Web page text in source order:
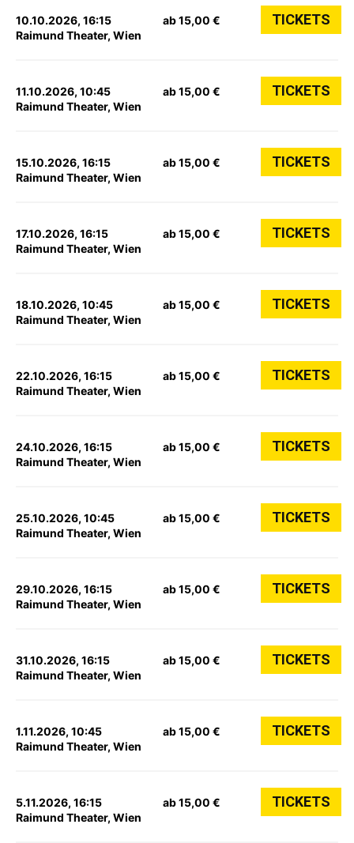
10.10.2026, 16:15
Raimund Theater, Wien
ab 15,00 € TICKETS
11.10.2026, 10:45
Raimund Theater, Wien
ab 15,00 € TICKETS
15.10.2026, 16:15
Raimund Theater, Wien
ab 15,00 € TICKETS
17.10.2026, 16:15
Raimund Theater, Wien
ab 15,00 € TICKETS
18.10.2026, 10:45
Raimund Theater, Wien
ab 15,00 € TICKETS
22.10.2026, 16:15
Raimund Theater, Wien
ab 15,00 € TICKETS
24.10.2026, 16:15
Raimund Theater, Wien
ab 15,00 € TICKETS
25.10.2026, 10:45
Raimund Theater, Wien
ab 15,00 € TICKETS
29.10.2026, 16:15
Raimund Theater, Wien
ab 15,00 € TICKETS
31.10.2026, 16:15
Raimund Theater, Wien
ab 15,00 € TICKETS
1.11.2026, 10:45
Raimund Theater, Wien
ab 15,00 € TICKETS
5.11.2026, 16:15
Raimund Theater, Wien
ab 15,00 € TICKETS